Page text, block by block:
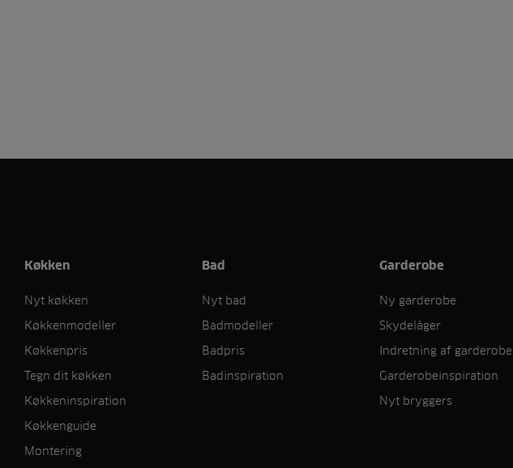
Køkken
Nyt køkken
Køkkenmodeller
Køkkenpris
Tegn dit køkken
Køkkeninspiration
Køkkenguide
Montering
Bad
Nyt bad
Badmodeller
Badpris
Badinspiration
Garderobe
Ny garderobe
Skydelåger
Indretning af garderobe
Garderobeinspiration
Nyt bryggers